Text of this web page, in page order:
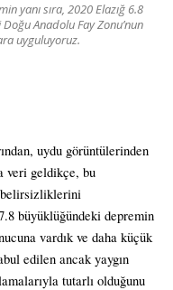
yanı sıra, 2020 Elazığ 6.8
Anadolu Fay Zonu’nun
uyguluyoruz.
uydu görüntülerinden
veri geldikçe, bu
büyüklüğündeki depremin
vardık ve daha küçük
edilen ancak yaygın
tutarlı olduğunu